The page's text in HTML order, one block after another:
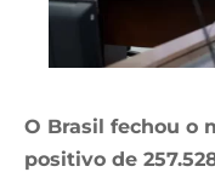
O Brasil fechou o
positivo de